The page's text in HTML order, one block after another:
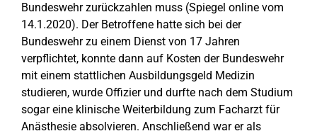
Bundeswehr zurückzahlen muss (Spiegel online vom
14.1.2020). Der Betroffene hatte sich bei der
Bundeswehr zu einem Dienst von 17 Jahren
verpflichtet, konnte dann auf Kosten der Bundeswehr
mit einem stattlichen Ausbildungsgeld Medizin
studieren, wurde Offizier und durfte nach dem Studium
sogar eine klinische Weiterbildung zum Facharzt für
Anästhesie absolvieren. Anschließend war er als